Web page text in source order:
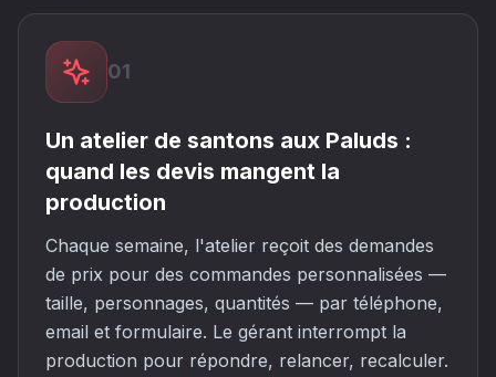
01
Un atelier de santons aux Paluds :
quand les devis mangent la
production
Chaque semaine, l'atelier reçoit des demandes
de prix pour des commandes personnalisées —
taille, personnages, quantités — par téléphone,
email et formulaire. Le gérant interrompt la
production pour répondre, relancer, recalculer.